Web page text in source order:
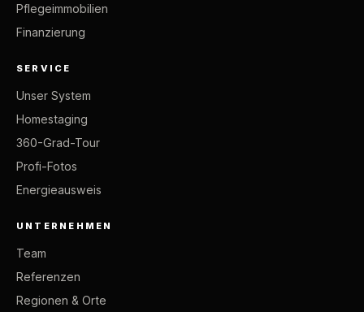
Pflegeimmobilien
Finanzierung
SERVICE
Unser System
Homestaging
360-Grad-Tour
Profi-Fotos
Energieausweis
UNTERNEHMEN
Team
Referenzen
Regionen & Orte